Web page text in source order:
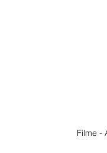
Filme -